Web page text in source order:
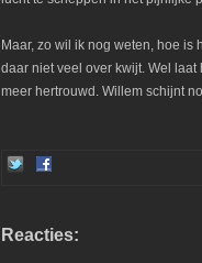
Maar, zo wil ik nog weten, hoe is
daar niet veel over kwijt. Wel
meer hertrouwd. Willem schijnt
Reacties: